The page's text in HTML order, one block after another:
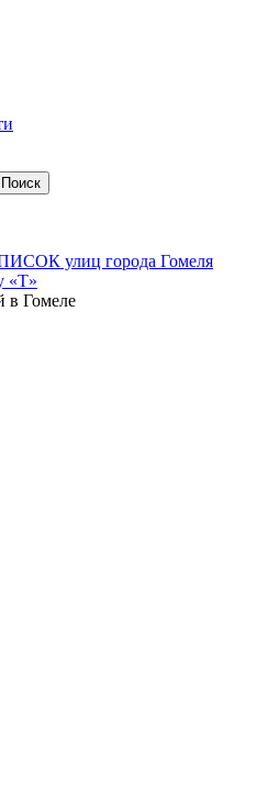
улиц города Гомеля
«Т»
в Гомеле